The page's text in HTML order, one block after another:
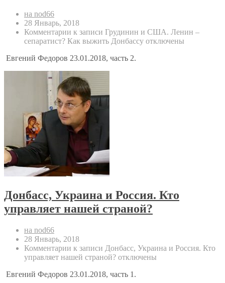
на nod66
28 Январь, 2018
Комментарии к записи Грудинин и США. Ленин –
сепаратист? Как выжить Донбассу отключены
Евгений Федоров 23.01.2018, часть 2.
Донбасс, Украина и Россия. Кто
управляет нашей страной?
на nod66
28 Январь, 2018
Комментарии к записи Донбасс, Украина и Россия. Кто
управляет нашей страной? отключены
Евгений Федоров 23.01.2018, часть 1.